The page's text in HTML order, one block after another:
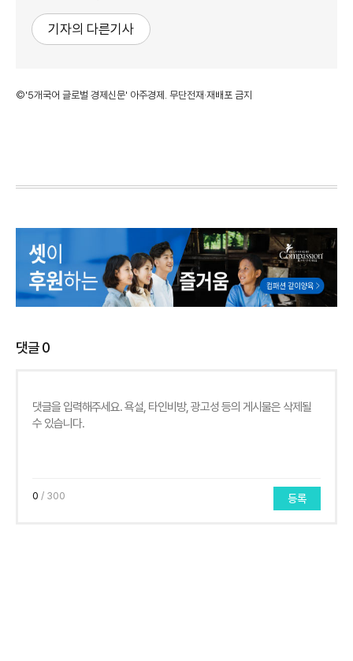
기자의 다른기사
©'5개국어 글로벌 경제신문' 아주경제. 무단전재·재배포 금지
댓글0
0 / 300 등록